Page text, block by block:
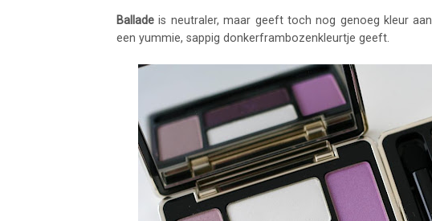
Ballade is neutraler, maar geeft toch nog genoeg kleur
een yummie, sappig donkerframbozenkleurtje geeft.